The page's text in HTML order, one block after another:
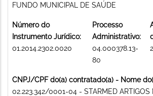
FUNDO MUNICIPAL DE SAÚDE
Número do
Instrumento Jurídico:
01.2014.2302.0020
Processo
Administrativo:
04.000378.13-
80
CNPJ/CPF do(a) contratado(a) - Nome
02.223.342/0001-04 - STARMED ARTIGOS